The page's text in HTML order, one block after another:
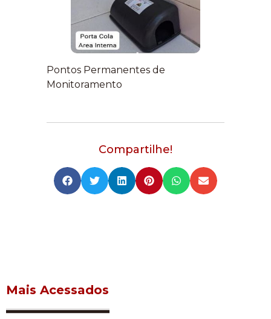
Pontos Permanentes de
Monitoramento
Compartilhe!
Mais Acessados